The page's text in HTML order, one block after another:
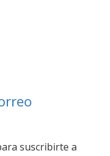
suscribirte a